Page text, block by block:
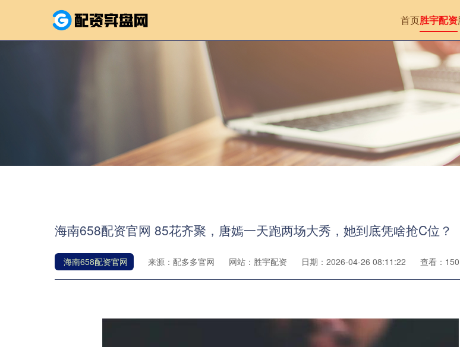
首页胜宇配资
海南658配资官网 85花齐聚，唐嫣一天跑两场大秀，她到底凭啥抢C位？
海南658配资官网 来源：配多多官网 网站：胜宇配资 日期：2026-04-26 08:11:22 查看：150